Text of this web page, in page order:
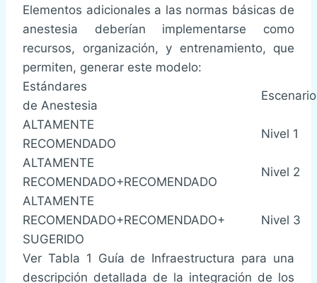
Elementos adicionales a las normas básicas de
anestesia deberían implementarse como
recursos, organización, y entrenamiento, que
permiten, generar este modelo:
Estándares
de Anestesia
Escenario
ALTAMENTE
RECOMENDADO
Nivel 1
ALTAMENTE
RECOMENDADO+RECOMENDADO
Nivel 2
ALTAMENTE
RECOMENDADO+RECOMENDADO+
SUGERIDO
Nivel 3
Ver Tabla 1 Guía de Infraestructura para una
descripción detallada de la integración de los